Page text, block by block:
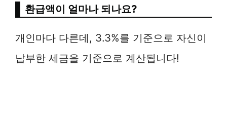
환급액이 얼마나 되나요?
개인마다 다른데, 3.3%를 기준으로 자신이
납부한 세금을 기준으로 계산됩니다!